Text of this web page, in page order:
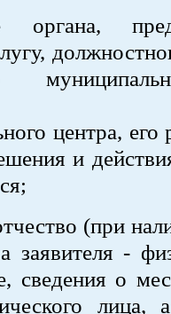
органа,
центра, его
и
(при
заявителя -
сведения о
лица,